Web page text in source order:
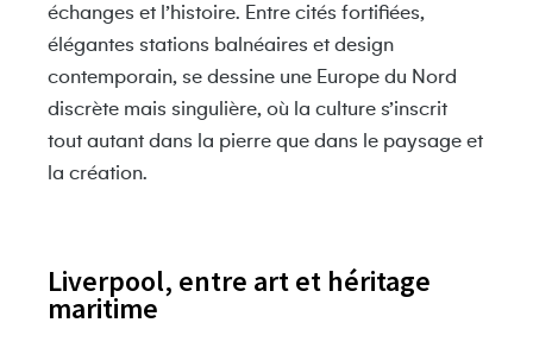
échanges et l’histoire. Entre cités fortifiées,
élégantes stations balnéaires et design
contemporain, se dessine une Europe du Nord
discrète mais singulière, où la culture s’inscrit
tout autant dans la pierre que dans le paysage et
la création.
Liverpool, entre art et héritage
maritime